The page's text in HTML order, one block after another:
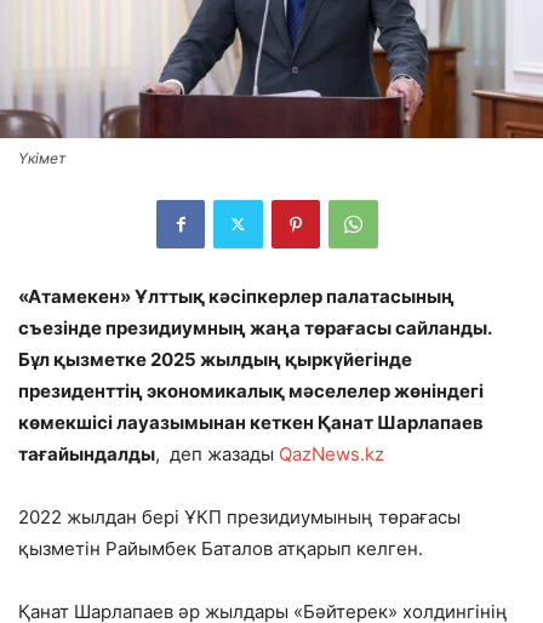
Үкімет
«Атамекен» Ұлттық кәсіпкерлер палатасының
съезінде президиумның жаңа төрағасы сайланды.
Бұл қызметке 2025 жылдың қыркүйегінде
президенттің экономикалық мәселелер жөніндегі
көмекшісі лауазымынан кеткен Қанат Шарлапаев
тағайындалды, деп жазады QazNews.kz
2022 жылдан бері ҰКП президиумының төрағасы
қызметін Райымбек Баталов атқарып келген.
Қанат Шарлапаев әр жылдары «Бәйтерек» холдингінің